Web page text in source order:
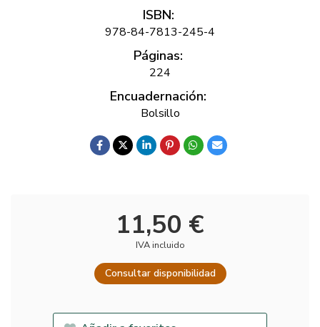
ISBN:
978-84-7813-245-4
Páginas:
224
Encuadernación:
Bolsillo
11,50 €
IVA incluido
Consultar disponibilidad